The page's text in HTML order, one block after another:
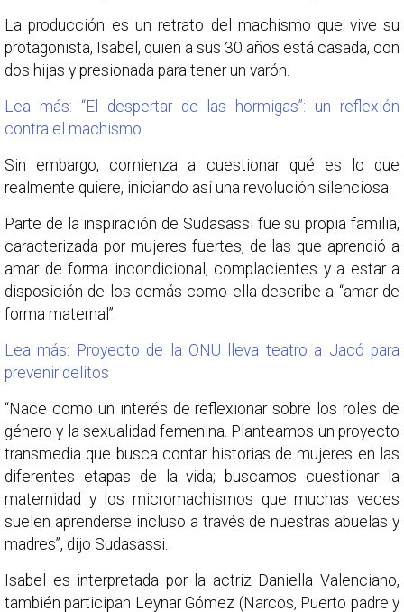
La producción es un retrato del machismo que vive su
protagonista, Isabel, quien a sus 30 años está casada, con
dos hijas y presionada para tener un varón.
Lea más: “El despertar de las hormigas”: un reflexión
contra el machismo
Sin embargo, comienza a cuestionar qué es lo que
realmente quiere, iniciando así una revolución silenciosa.
Parte de la inspiración de Sudasassi fue su propia familia,
caracterizada por mujeres fuertes, de las que aprendió a
amar de forma incondicional, complacientes y a estar a
disposición de los demás como ella describe a “amar de
forma maternal”.
Lea más: Proyecto de la ONU lleva teatro a Jacó para
prevenir delitos
“Nace como un interés de reflexionar sobre los roles de
género y la sexualidad femenina. Planteamos un proyecto
transmedia que busca contar historias de mujeres en las
diferentes etapas de la vida; buscamos cuestionar la
maternidad y los micromachismos que muchas veces
suelen aprenderse incluso a través de nuestras abuelas y
madres”, dijo Sudasassi.
Isabel es interpretada por la actriz Daniella Valenciano,
también participan Leynar Gómez (Narcos, Puerto padre y